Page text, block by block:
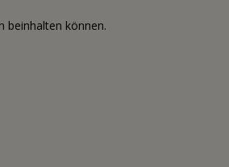
beinhalten können.